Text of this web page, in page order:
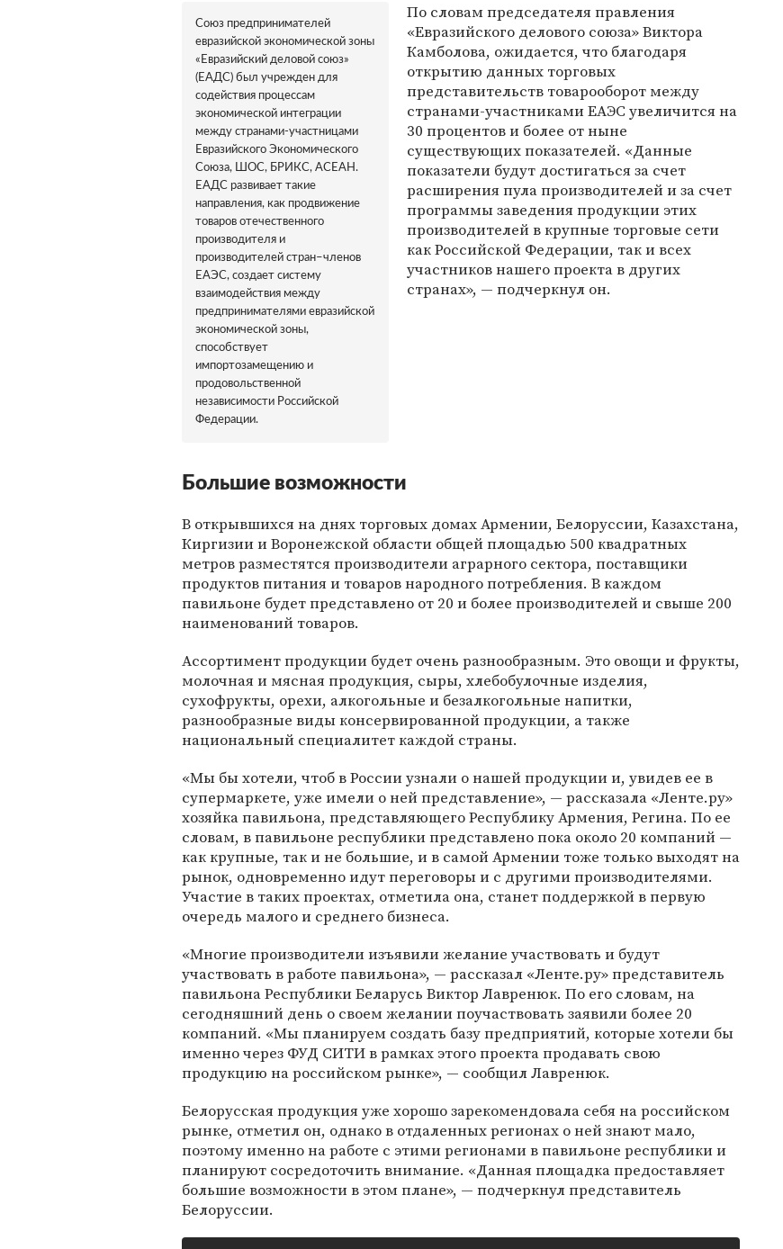
Союз предпринимателей
евразийской экономической зоны
«Евразийский деловой союз»
(ЕАДС) был учрежден для
содействия процессам
экономической интеграции
между странами-участницами
Евразийского Экономического
Союза, ШОС, БРИКС, АСЕАН.
ЕАДС развивает такие
направления, как продвижение
товаров отечественного
производителя и
производителей стран–членов
ЕАЭС, создает систему
взаимодействия между
предпринимателями евразийской
экономической зоны,
способствует
импортозамещению и
продовольственной
независимости Российской
Федерации.
По словам председателя правления
«Евразийского делового союза» Виктора
Камболова, ожидается, что благодаря
открытию данных торговых
представительств товарооборот между
странами-участниками ЕАЭС увеличится на
30 процентов и более от ныне
существующих показателей. «Данные
показатели будут достигаться за счет
расширения пула производителей и за счет
программы заведения продукции этих
производителей в крупные торговые сети
как Российской Федерации, так и всех
участников нашего проекта в других
странах», — подчеркнул он.
Большие возможности
В открывшихся на днях торговых домах Армении, Белоруссии, Казахстана,
Киргизии и Воронежской области общей площадью 500 квадратных
метров разместятся производители аграрного сектора, поставщики
продуктов питания и товаров народного потребления. В каждом
павильоне будет представлено от 20 и более производителей и свыше 200
наименований товаров.
Ассортимент продукции будет очень разнообразным. Это овощи и фрукты,
молочная и мясная продукция, сыры, хлебобулочные изделия,
сухофрукты, орехи, алкогольные и безалкогольные напитки,
разнообразные виды консервированной продукции, а также
национальный специалитет каждой страны.
«Мы бы хотели, чтоб в России узнали о нашей продукции и, увидев ее в
супермаркете, уже имели о ней представление», — рассказала «Ленте.ру»
хозяйка павильона, представляющего Республику Армения, Регина. По ее
словам, в павильоне республики представлено пока около 20 компаний —
как крупные, так и не большие, и в самой Армении тоже только выходят на
рынок, одновременно идут переговоры и с другими производителями.
Участие в таких проектах, отметила она, станет поддержкой в первую
очередь малого и среднего бизнеса.
«Многие производители изъявили желание участвовать и будут
участвовать в работе павильона», — рассказал «Ленте.ру» представитель
павильона Республики Беларусь Виктор Лавренюк. По его словам, на
сегодняшний день о своем желании поучаствовать заявили более 20
компаний. «Мы планируем создать базу предприятий, которые хотели бы
именно через ФУД СИТИ в рамках этого проекта продавать свою
продукцию на российском рынке», — сообщил Лавренюк.
Белорусская продукция уже хорошо зарекомендовала себя на российском
рынке, отметил он, однако в отдаленных регионах о ней знают мало,
поэтому именно на работе с этими регионами в павильоне республики и
планируют сосредоточить внимание. «Данная площадка предоставляет
большие возможности в этом плане», — подчеркнул представитель
Белоруссии.